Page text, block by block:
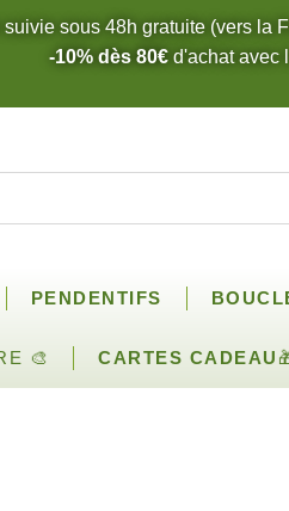
suivie sous 48h gratuite (vers la
-10% dès 80€d'achat avec
PENDENTIFS
🎨 CARTES CADEAU